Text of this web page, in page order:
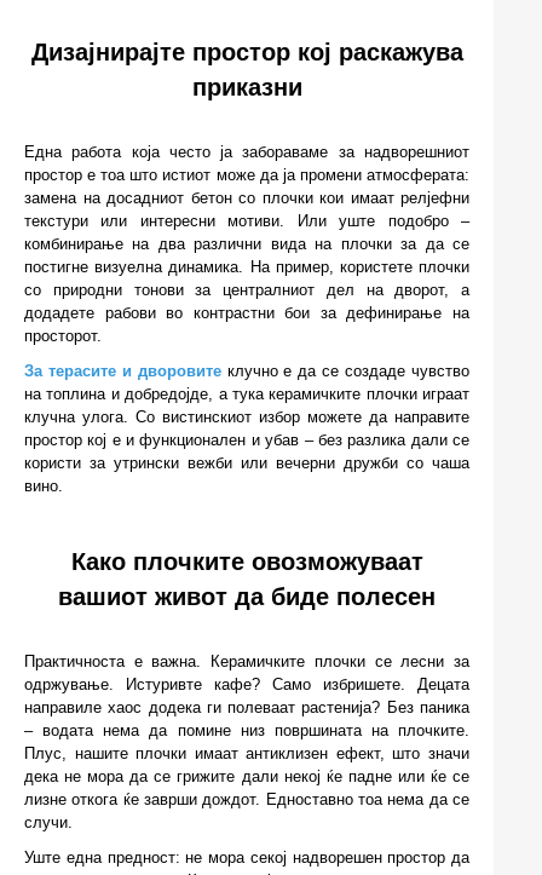
Дизајнирајте простор кој раскажува
приказни
Една работа која често ја забораваме за надворешниот
простор е тоа што истиот може да ја промени атмосферата:
замена на досадниот бетон со плочки кои имаат релјефни
текстури или интересни мотиви. Или уште подобро –
комбинирање на два различни вида на плочки за да се
постигне визуелна динамика. На пример, користете плочки
со природни тонови за централниот дел на дворот, а
додадете рабови во контрастни бои за дефинирање на
просторот.
За терасите и дворовитеклучно е да се создаде чувство
на топлина и добредојде, а тука керамичките плочки играат
клучна улога. Со вистинскиот избор можете да направите
простор кој е и функционален и убав – без разлика дали се
користи за утрински вежби или вечерни дружби со чаша
вино.
Како плочките овозможуваат
вашиот живот да биде полесен
Практичноста е важна. Керамичките плочки се лесни за
одржување. Истуривте кафе? Само избришете. Децата
направиле хаос додека ги полеваат растенија? Без паника
– водата нема да помине низ површината на плочките.
Плус, нашите плочки имаат антиклизен ефект, што значи
дека не мора да се грижите дали некој ќе падне или ќе се
лизне откога ќе заврши дождот. Едноставно тоа нема да се
случи.
Уште една предност: не мора секој надворешен простор да